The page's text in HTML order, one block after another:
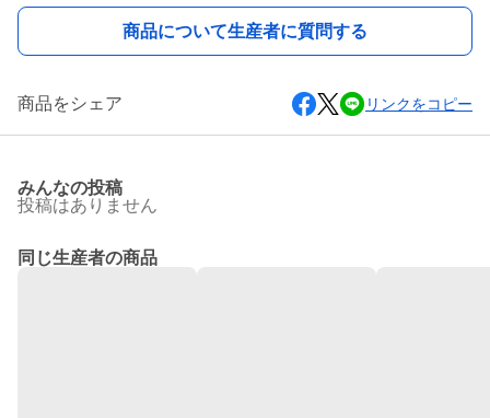
商品について生産者に質問する
商品をシェア リンクをコピー
みんなの投稿
投稿はありません
同じ生産者の商品